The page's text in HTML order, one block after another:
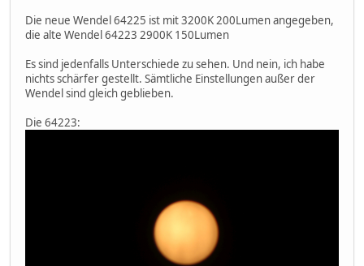
Die neue Wendel 64225 ist mit 3200K 200Lumen angegeben,
die alte Wendel 64223 2900K 150Lumen
Es sind jedenfalls Unterschiede zu sehen. Und nein, ich habe
nichts schärfer gestellt. Sämtliche Einstellungen außer der
Wendel sind gleich geblieben.
Die 64223: